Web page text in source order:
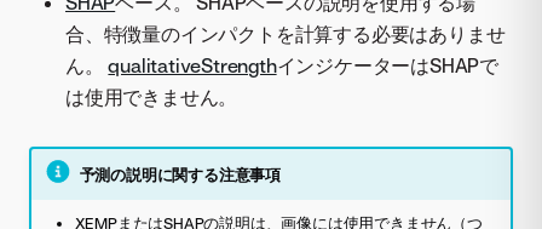
合、特徴量のインパクトを計算する必要はありませ
ん。qualitativeStrengthインジケーターはSHAPで
は使用できません。
予測の説明に関する注意事項
XEMPまたはSHAPの説明は、画像には使用できません（つ